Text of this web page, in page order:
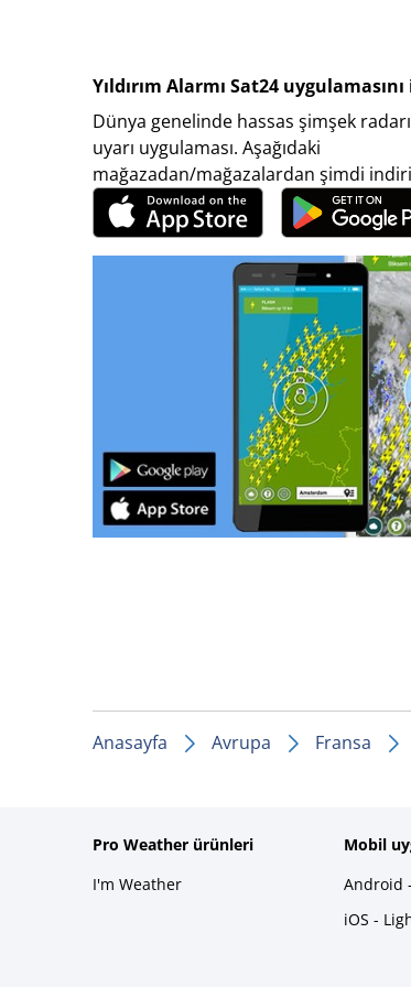
Yıldırım Alarmı Sat24
Dünya genelinde hassas şimşek radarı
uyarı uygulaması. Aşağıdaki
mağazadan/mağazalardan şimdi
Anasayfa Avrupa Fransa
Pro Weather ürünleri
I'm Weather
Mobil
Android
iOS -